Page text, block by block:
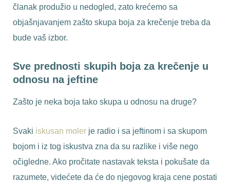
članak produžio u nedogled, zato krećemo sa
objašnjavanjem zašto skupa boja za krečenje treba da
bude vaš izbor.
Sve prednosti skupih boja za krečenje u
odnosu na jeftine
Zašto je neka boja tako skupa u odnosu na druge?
Svaki iskusan moler je radio i sa jeftinom i sa skupom
bojom i iz tog iskustva zna da su razlike i više nego
očigledne. Ako pročitate nastavak teksta i pokušate da
razumete, videćete da će do njegovog kraja cene postati